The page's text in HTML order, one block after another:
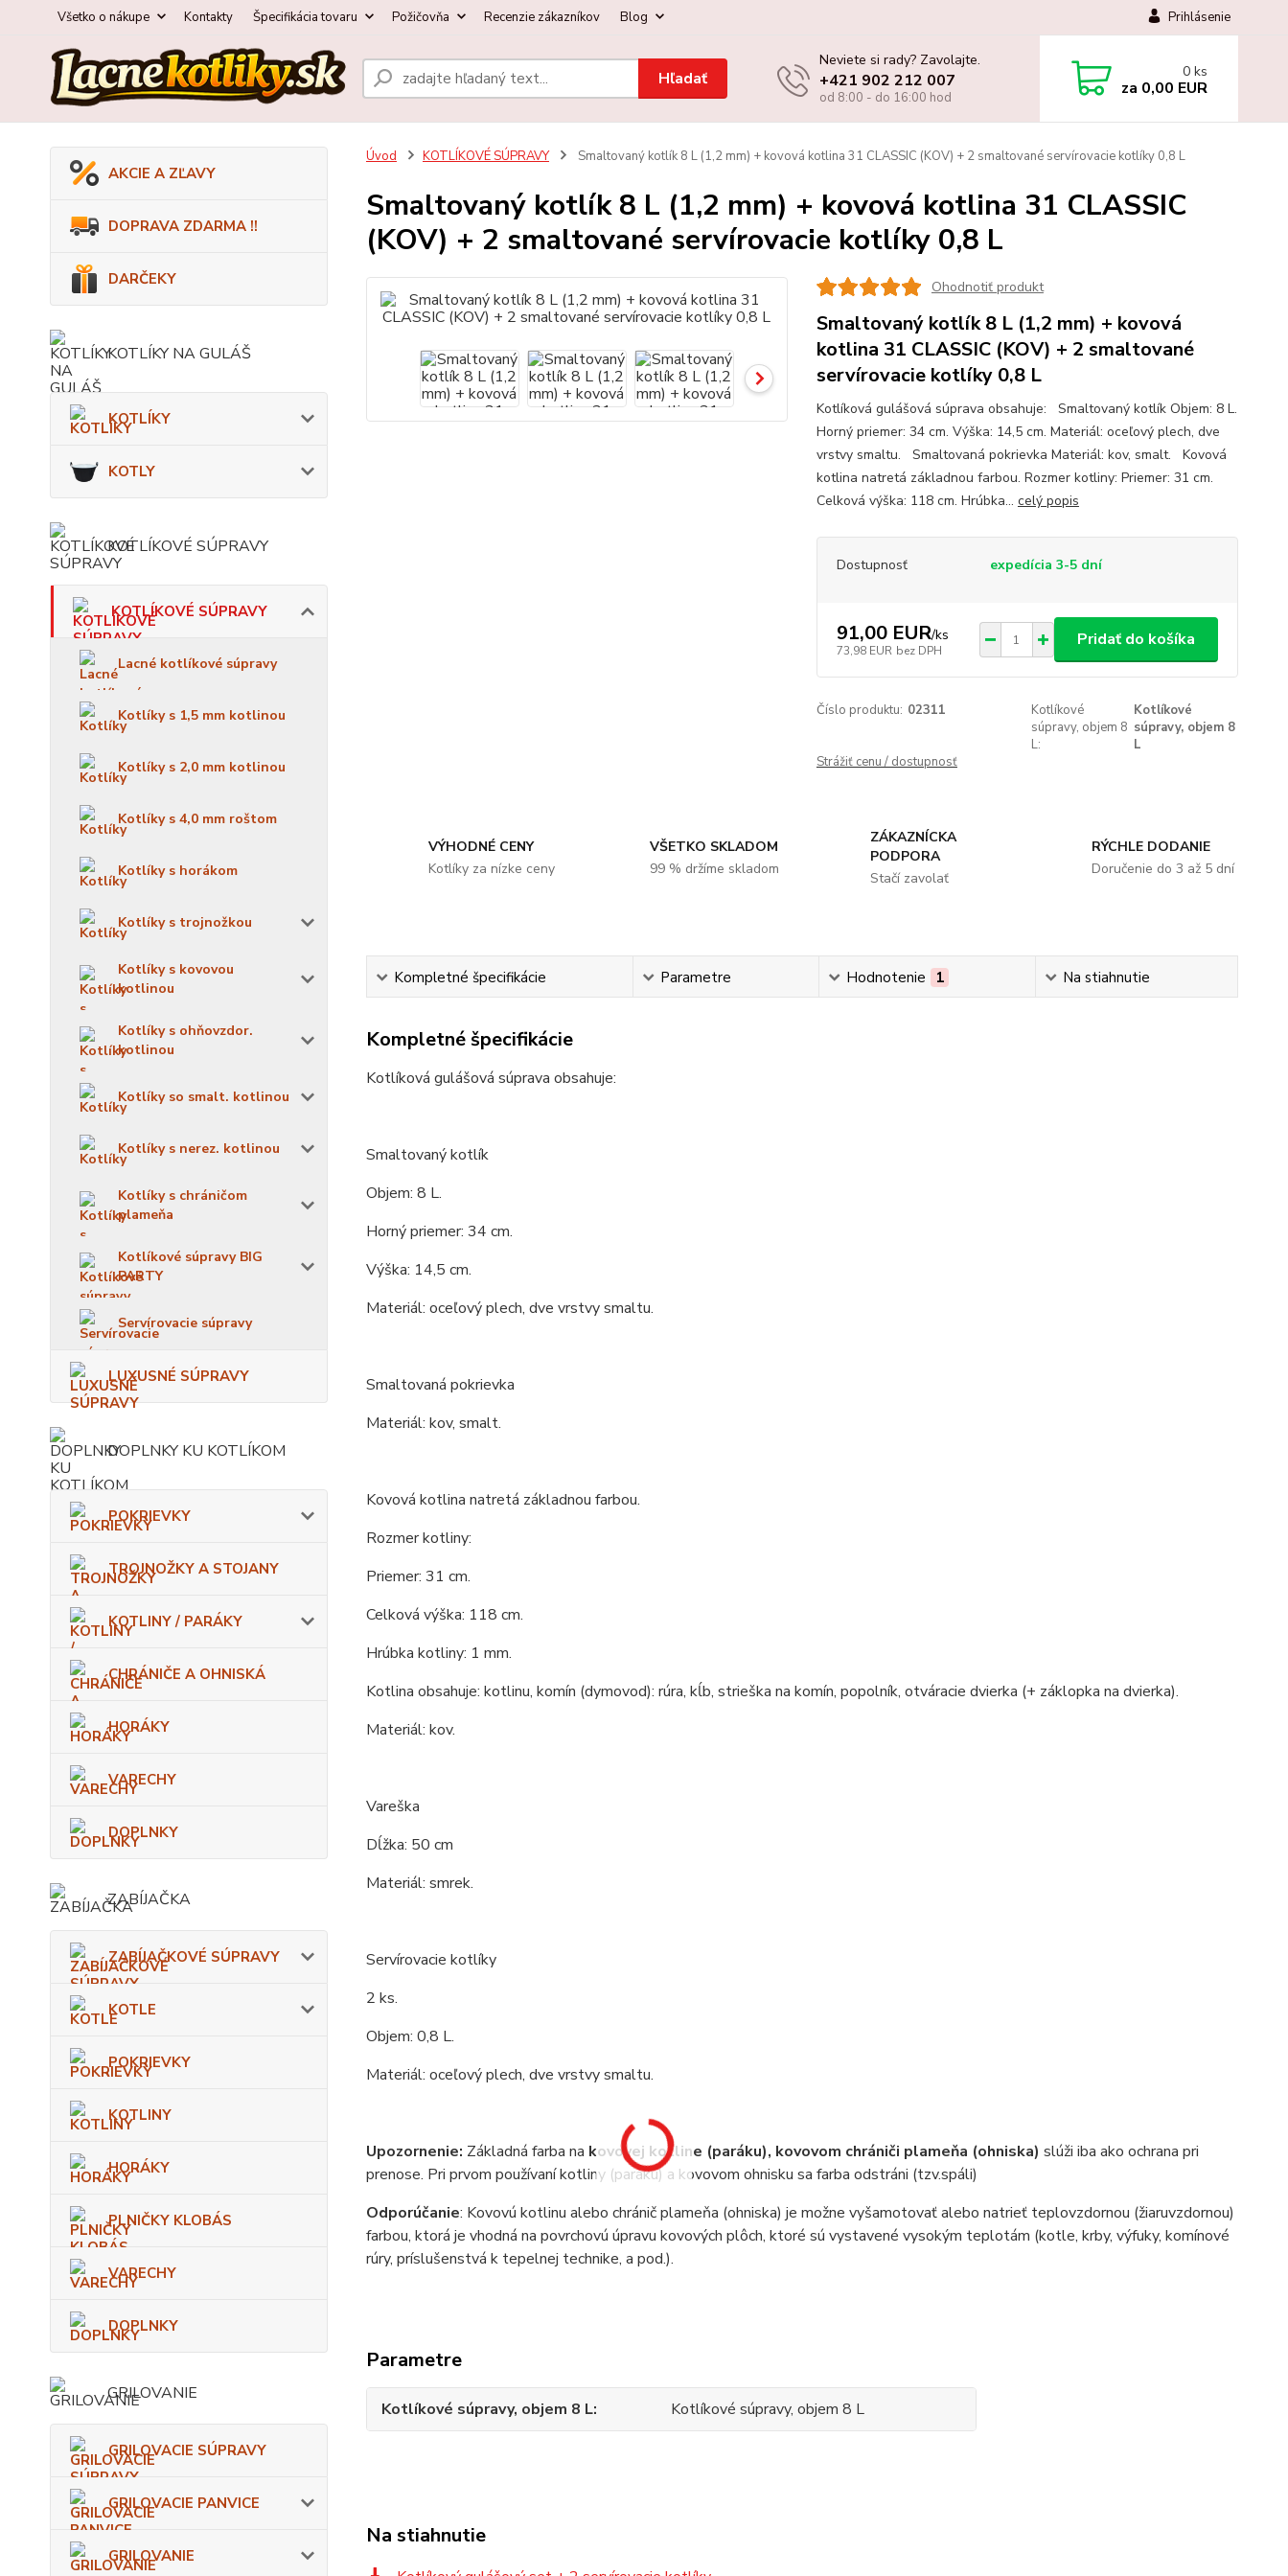
Všetko o nákupe Kontakty Špecifikácia tovaru Požičovňa Recenzie zákazníkov Blog Prihlásenie
Hľadať
Neviete si rady? Zavolajte.
+421 902 212 007
od 8:00 - do 16:00 hod
0 ks
za 0,00 EUR
AKCIE A ZĽAVY
DOPRAVA ZDARMA !!
DARČEKY
KOTLÍKY NA GULÁŠ
KOTLÍKY
KOTLY
KOTLÍKOVÉ SÚPRAVY
KOTLÍKOVÉ SÚPRAVY
Lacné kotlíkové súpravy
Kotlíky s 1,5 mm kotlinou
Kotlíky s 2,0 mm kotlinou
Kotlíky s 4,0 mm roštom
Kotlíky s horákom
Kotlíky s trojnožkou
Kotlíky s kovovou
kotlinou
Kotlíky s ohňovzdor.
kotlinou
Kotlíky so smalt. kotlinou
Kotlíky s nerez. kotlinou
Kotlíky s chráničom
plameňa
Kotlíkové súpravy BIG
PARTY
Servírovacie súpravy
LUXUSNÉ SÚPRAVY
DOPLNKY KU KOTLÍKOM
POKRIEVKY
TROJNOŽKY A STOJANY
KOTLINY / PARÁKY
CHRÁNIČE A OHNISKÁ
HORÁKY
VARECHY
DOPLNKY
ZABÍJAČKA
ZABÍJAČKOVÉ SÚPRAVY
KOTLE
POKRIEVKY
KOTLINY
HORÁKY
PLNIČKY KLOBÁS
VARECHY
DOPLNKY
GRILOVANIE
GRILOVACIE SÚPRAVY
GRILOVACIE PANVICE
GRILOVANIE
Úvod KOTLÍKOVÉ SÚPRAVY Smaltovaný kotlík 8 L (1,2 mm) + kovová kotlina 31 CLASSIC (KOV) + 2 smaltované servírovacie kotlíky 0,8 L
Smaltovaný kotlík 8 L (1,2 mm) + kovová kotlina 31 CLASSIC
(KOV) + 2 smaltované servírovacie kotlíky 0,8 L
Ohodnotiť produkt
Smaltovaný kotlík 8 L (1,2 mm) + kovová
kotlina 31 CLASSIC (KOV) + 2 smaltované
servírovacie kotlíky 0,8 L
Kotlíková gulášová súprava obsahuje: Smaltovaný kotlík Objem: 8 L.
Horný priemer: 34 cm. Výška: 14,5 cm. Materiál: oceľový plech, dve
vrstvy smaltu. Smaltovaná pokrievka Materiál: kov, smalt. Kovová
kotlina natretá základnou farbou. Rozmer kotliny: Priemer: 31 cm.
Celková výška: 118 cm. Hrúbka... celý popis
Dostupnosť expedícia 3-5 dní
91,00 EUR/ks
73,98 EUR bez DPH
Pridať do košíka
Číslo produktu: 02311
Kotlíkové
súpravy, objem 8
L:
Kotlíkové
súpravy, objem 8
L
Strážiť cenu / dostupnosť
VÝHODNÉ CENY
Kotlíky za nízke ceny
VŠETKO SKLADOM
99 % držíme skladom
ZÁKAZNÍCKA
PODPORA
Stačí zavolať
RÝCHLE DODANIE
Doručenie do 3 až 5 dní
Kompletné špecifikácie Parametre Hodnotenie 1 Na stiahnutie
Kompletné špecifikácie
Kotlíková gulášová súprava obsahuje:
Smaltovaný kotlík
Objem: 8 L.
Horný priemer: 34 cm.
Výška: 14,5 cm.
Materiál: oceľový plech, dve vrstvy smaltu.
Smaltovaná pokrievka
Materiál: kov, smalt.
Kovová kotlina natretá základnou farbou.
Rozmer kotliny:
Priemer: 31 cm.
Celková výška: 118 cm.
Hrúbka kotliny: 1 mm.
Kotlina obsahuje: kotlinu, komín (dymovod): rúra, kĺb, strieška na komín, popolník, otváracie dvierka (+ záklopka na dvierka).
Materiál: kov.
Vareška
Dĺžka: 50 cm
Materiál: smrek.
Servírovacie kotlíky
2 ks.
Objem: 0,8 L.
Materiál: oceľový plech, dve vrstvy smaltu.
Upozornenie: Základná farba na kovovej kotline (paráku), kovovom chrániči plameňa (ohniska) slúži iba ako ochrana pri
prenose. Pri prvom používaní kotliny (paráku) a kovovom ohnisku sa farba odstráni (tzv.spáli)
Odporúčanie: Kovovú kotlinu alebo chránič plameňa (ohniska) je možne vyšamotovať alebo natrieť teplovzdornou (žiaruvzdornou)
farbou, ktorá je vhodná na povrchovú úpravu kovových plôch, ktoré sú vystavené vysokým teplotám (kotle, krby, výfuky, komínové
rúry, príslušenstvá k tepelnej technike, a pod.).
Parametre
Kotlíkové súpravy, objem 8 L Kotlíkové súpravy, objem 8 L
Na stiahnutie